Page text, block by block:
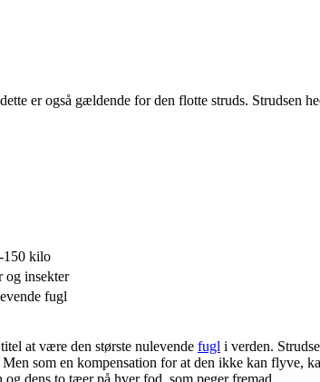
er også gældende for den flotte struds. Strudsen
150 kilo
og insekter
fugl
at være den største nulevende fugl i verden.
som en kompensation for at den ikke kan flyve,
og dens to tæer på hver fod, som peger fremad.